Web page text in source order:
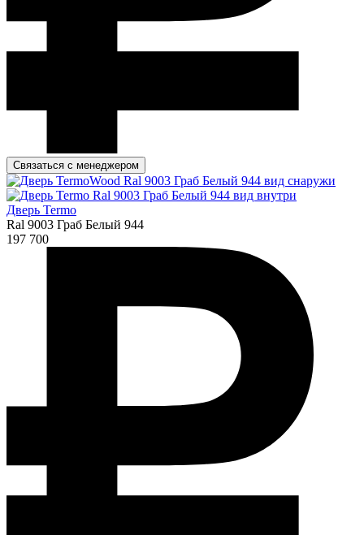
Связаться с менеджером
Дверь Termo
Ral 9003 Граб Белый 944
197 700